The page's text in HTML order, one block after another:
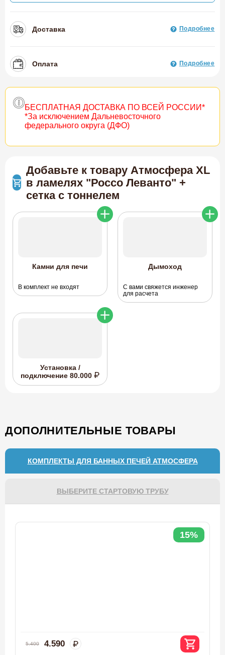
Доставка Подробнее
Оплата Подробнее
БЕСПЛАТНАЯ ДОСТАВКА ПО ВСЕЙ РОССИИ*
*За исключением Дальневосточного
федерального округа (ДФО)
Добавьте к товару Атмосфера XL
в ламелях "Россо Леванто" +
сетка с тоннелем
Камни для печи
В комплект не входят
Дымоход
С вами свяжется инженер
для расчета
Установка /
подключение 80.000
ДОПОЛНИТЕЛЬНЫЕ ТОВАРЫ
КОМПЛЕКТЫ ДЛЯ БАННЫХ ПЕЧЕЙ АТМОСФЕРА
ВЫБЕРИТЕ СТАРТОВУЮ ТРУБУ
15%
5.400 4.590